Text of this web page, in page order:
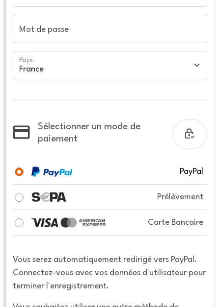
Mot de passe
Pays
Sélectionner un mode de
paiement
PayPal
Prélèvement
Carte Bancaire
Vous serez automatiquement redirigé vers PayPal.
Connectez-vous avec vos données d'utilisateur pour
terminer l'enregistrement.